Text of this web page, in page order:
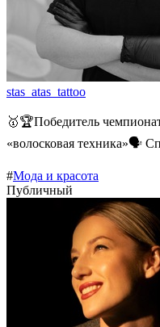
stas_atas_tattoo
🥇🏆Победитель
«волосковая техника»🗣️
#Мода и красота
Публичный